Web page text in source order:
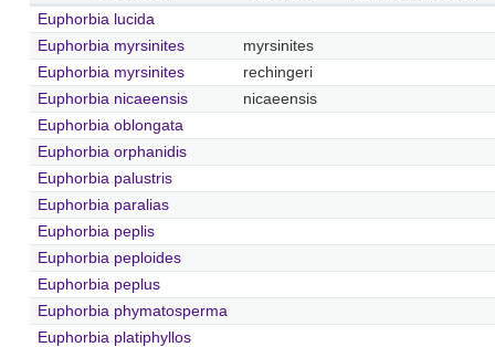
Euphorbia lucida
Euphorbia myrsinites
myrsinites
Euphorbia myrsinites
rechingeri
Euphorbia nicaeensis
nicaeensis
Euphorbia oblongata
Euphorbia orphanidis
Euphorbia palustris
Euphorbia paralias
Euphorbia peplis
Euphorbia peploides
Euphorbia peplus
Euphorbia phymatosperma
Euphorbia platiphyllos